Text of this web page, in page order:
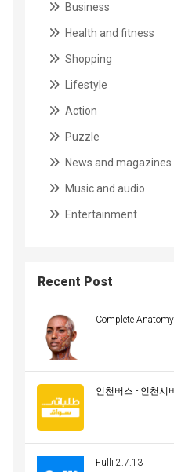
Business
Health and fitness
Shopping
Lifestyle
Action
Puzzle
News and magazines
Music and audio
Entertainment
Recent Post
Complete
인천버스 - 인천시
Fulli 2.7.13